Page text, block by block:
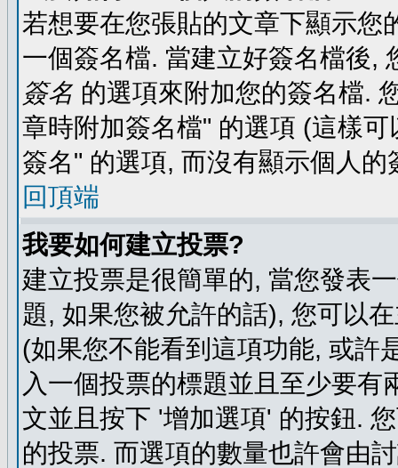
若想要在您張貼的文章下顯示您
一個簽名檔. 當建立好簽名檔後,
簽名 的選項來附加您的簽名檔.
章時附加簽名檔" 的選項 (這樣
簽名" 的選項, 而沒有顯示個人的
回頂端
我要如何建立投票?
建立投票是很簡單的, 當您發表
題, 如果您被允許的話), 您可以
(如果您不能看到這項功能, 或許
入一個投票的標題並且至少要
文並且按下 '增加選項' 的按鈕.
的投票. 而選項的數量也許會由